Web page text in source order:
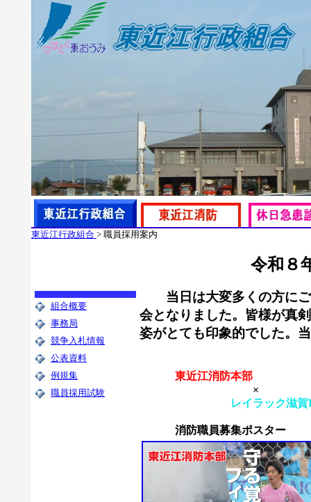
東近江行政組合 > 職員採用案内
令和８
当日は大変多くの方に
会となりました。皆様が真
姿がとても印象的でした。
東近江消防本部
×
レイラック滋賀
消防職員募集ポスター